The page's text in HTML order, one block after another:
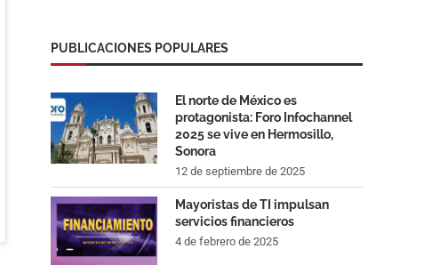
PUBLICACIONES POPULARES
El norte de México es
protagonista: Foro Infochannel
2025 se vive en Hermosillo,
Sonora
12 de septiembre de 2025
Mayoristas de TI impulsan
servicios financieros
4 de febrero de 2025